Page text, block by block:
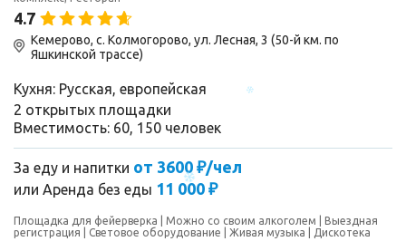
4.7
Кемерово, с. Колмогорово, ул. Лесная, 3 (50-й км. по
Яшкинской трассе)
Кухня: Русская, европейская
2 открытых площадки
Вместимость: 60, 150 человек
За еду и напитки от 3600 ₽/чел
или Аренда без еды 11 000 ₽
Площадка для фейерверка Можно со своим алкоголем
Выездная
регистрация
Световое оборудование Живая музыка Дискотека